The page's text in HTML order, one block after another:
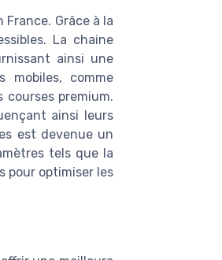
Grâce à la
La chaine
ainsi une
mobiles, comme
premium.
ainsi leurs
est devenue un
tels que la
pour optimiser les